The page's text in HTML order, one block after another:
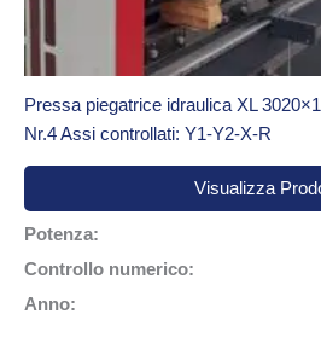
Pressa piegatrice idraulica XL
Nr.4 Assi controllati: Y1-Y2-X-R
Visualizza
Potenza:
Controllo numerico:
Anno: